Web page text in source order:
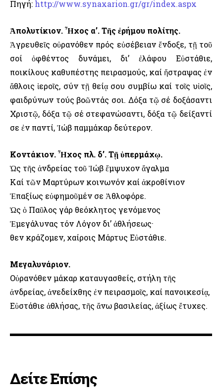
Πηγή: http://www.synaxarion.gr/gr/index.aspx
Ἀπολυτίκιον. Ἦχος α’. Τῆς ἐρήμου πολίτης.
Ἀγρευθεῖς οὐρανόθεν πρός εὐσέβειαν ἔνδοξε, τῇ τοῦ
σοί ὀφθέντος δυνάμει, δι’ ἐλάφου Εὐστάθιε,
ποικίλους καθυπέστης πειρασμούς, καί ἤστραψας ἐν
ἄθλοις ἱεροῖς, σύν τῇ θείᾳ σου συμβίω καί τοῖς υἱοῖς,
φαιδρύνων τούς βοῶντάς σοι. Δόξα τῷ σέ δοξάσαντι
Χριστῷ, δόξα τῷ σέ στεφανώσαντι, δόξα τῷ δείξαντί
σε ἐν παντί, Ἰώβ παμμάκαρ δεύτερον.
Κοντάκιον. Ἦχος πλ. δ’. Τῇ ὑπερμάχῳ.
Ὡς τῆς ἀνδρείας τοῦ Ἰώβ ἔμψυχον ἄγαλμα
Καί τῶν Μαρτύρων κοινωνόν καί ἀκροθίνιον
Ἐπαξίως εὐφημοῦμέν σε Ἀθλοφόρε.
Ὡς ὁ Παῦλος γάρ θεόκλητος γενόμενος
Ἐμεγάλυνας τόν Λόγον δι’ ἀθλήσεως·
Ὅθεν κράζομεν, χαίροις Μάρτυς Εὐστάθιε.
Μεγαλυνάριον.
Οὐρανόθεν μάκαρ καταυγασθείς, στήλη τῆς
ἀνδρείας, ἀνεδείχθης ἐν πειρασμοῖς, καί πανοικεσίᾳ,
Εὐστάθιε ἀθλήσας, τῆς ἄνω βασιλείας, ἀξίως ἔτυχες.
Δείτε Επίσης